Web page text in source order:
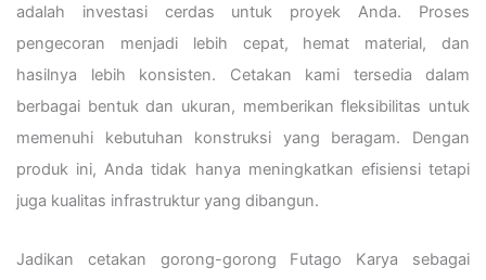
adalah investasi cerdas untuk proyek Anda. Proses
pengecoran menjadi lebih cepat, hemat material, dan
hasilnya lebih konsisten. Cetakan kami tersedia dalam
berbagai bentuk dan ukuran, memberikan fleksibilitas untuk
memenuhi kebutuhan konstruksi yang beragam. Dengan
produk ini, Anda tidak hanya meningkatkan efisiensi tetapi
juga kualitas infrastruktur yang dibangun.
Jadikan cetakan gorong-gorong Futago Karya sebagai